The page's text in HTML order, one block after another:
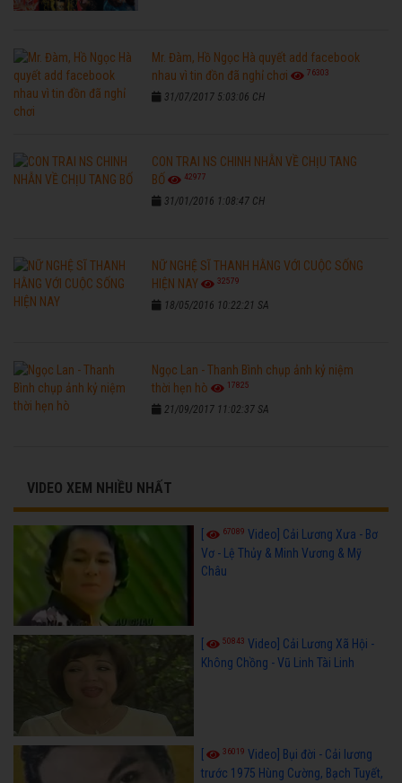
Mr. Đàm, Hồ Ngọc Hà quyết add facebook
nhau vì tin đồn đã nghỉ chơi
76303
31/07/2017 5:03:06 CH
CON TRAI NS CHINH NHẪN VỀ CHỊU TANG
BỐ
42977
31/01/2016 1:08:47 CH
NỮ NGHỆ SĨ THANH HẰNG VỚI CUỘC SỐNG
HIỆN NAY
32579
18/05/2016 10:22:21 SA
Ngọc Lan - Thanh Bình chụp ảnh kỷ niệm
thời hẹn hò
17825
21/09/2017 11:02:37 SA
VIDEO XEM NHIỀU NHẤT
[ 67089 Video] Cải Lương Xưa - Bơ
Vơ - Lệ Thủy & Minh Vương & Mỹ
Châu
50843 Video] Cải Lương Xã Hội -
Không Chồng - Vũ Linh Tài Linh
36019 Video] Bụi đời - Cải lương
trước 1975 Hùng Cường, Bạch Tuyết,